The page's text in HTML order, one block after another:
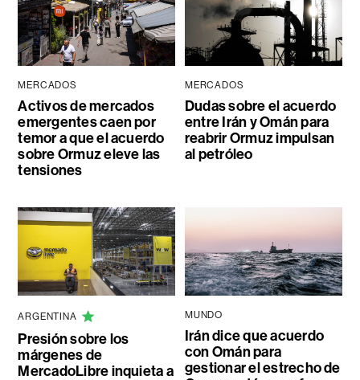
MERCADOS
Activos de mercados
emergentes caen por
temor a que el acuerdo
sobre Ormuz eleve las
tensiones
MERCADOS
Dudas sobre el acuerdo
entre Irán y Omán para
reabrir Ormuz impulsan
al petróleo
ARGENTINA
Presión sobre los
márgenes de
MercadoLibre inquieta a
MUNDO
Irán dice que acuerdo
con Omán para
gestionar el estrecho de